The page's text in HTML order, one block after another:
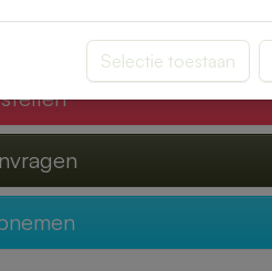
Selectie toestaan